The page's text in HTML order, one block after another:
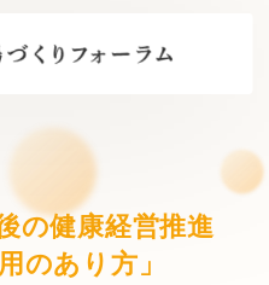
の健康経営推進
のあり方」